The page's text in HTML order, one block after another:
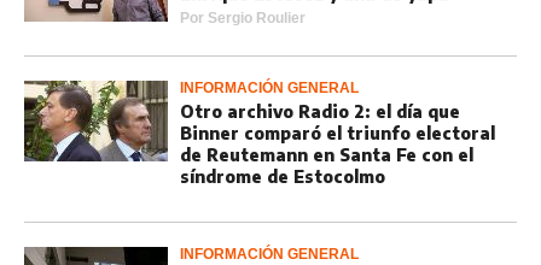
Por Sergio Roulier
INFORMACIÓN GENERAL
Otro archivo Radio 2: el día que
Binner comparó el triunfo electoral
de Reutemann en Santa Fe con el
síndrome de Estocolmo
INFORMACIÓN GENERAL